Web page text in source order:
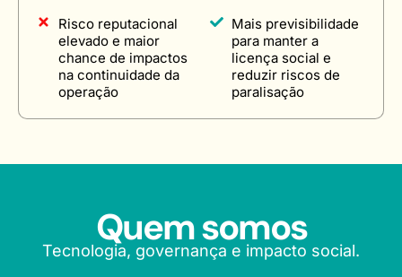
Risco reputacional
elevado e maior
chance de impactos
na continuidade da
operação
Mais previsibilidade
para manter a
licença social e
reduzir riscos de
paralisação
Quem somos
Tecnologia, governança e impacto social.